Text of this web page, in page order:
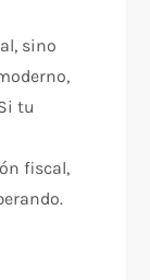
sino
tu
fiscal,